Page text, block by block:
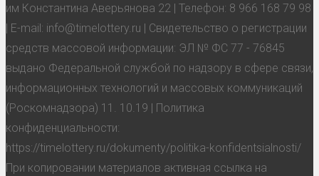
им Константина Аверьянова 22 | Телефон: 8 966 168 79 98
| E-mail: info@timelottery.ru | Свидетельство о регистрации
средств массовой информации: ЭЛ № ФС 77 - 76845
выдано Федеральной службой по надзору в сфере связи,
информационных технологий и массовых коммуникаций
(Роскомнадзора) 11. 10.19 | Политика
конфиденциальности:
https://timelottery.ru/dokumenty/politika-konfidentsialnosti/
При копировании материалов активная ссылка на